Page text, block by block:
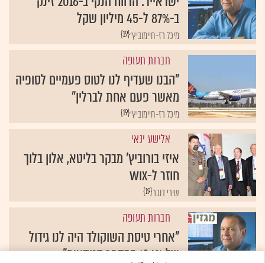
ב-87% ל-45 מיליון שקל
{19}מיכל רז-חיימוביץ'
חברות תעופה
"הבנו שעדיף לנו לטוס פעמיים לסופיה
מאשר פעם אחת לברלין"
{19}מיכל רז-חיימוביץ'
אלישע ינאי
איזי בורוביץ' מבקר בליטא, אלון בלוך
חוזר ל-Wix
{19}שירי דובר
חברות תעופה
"אחרי טיסת השוקולד היה לנו גידול
של 106% במספר הנוסעים"